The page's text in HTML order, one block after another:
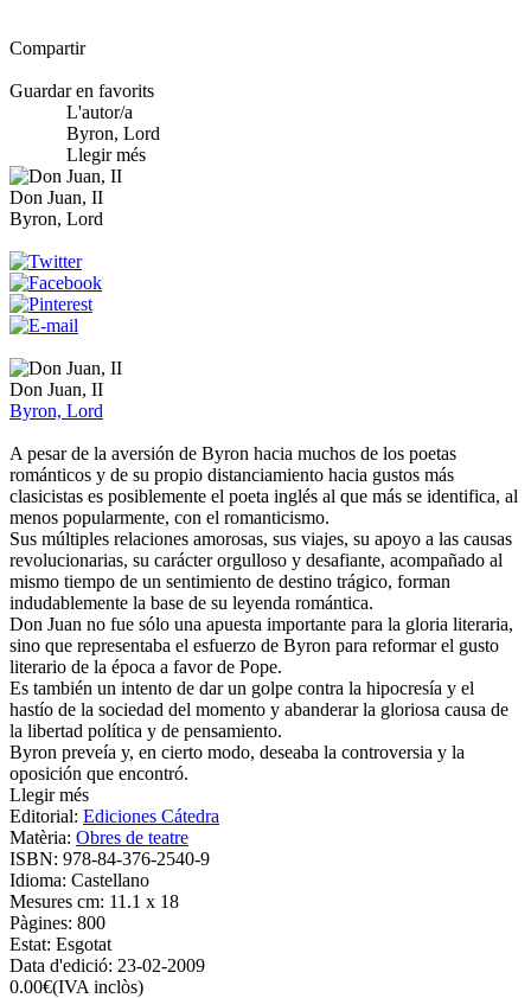
Compartir
Guardar en favorits
L'autor/a
Byron, Lord
Llegir més
Don Juan, II
Byron, Lord
Don Juan, II
Byron, Lord
A pesar de la aversión de Byron hacia muchos de los poetas
románticos y de su propio distanciamiento hacia gustos más
clasicistas es posiblemente el poeta inglés al que más se identifica, al
menos popularmente, con el romanticismo.
Sus múltiples relaciones amorosas, sus viajes, su apoyo a las causas
revolucionarias, su carácter orgulloso y desafiante, acompañado al
mismo tiempo de un sentimiento de destino trágico, forman
indudablemente la base de su leyenda romántica.
Don Juan no fue sólo una apuesta importante para la gloria literaria,
sino que representaba el esfuerzo de Byron para reformar el gusto
literario de la época a favor de Pope.
Es también un intento de dar un golpe contra la hipocresía y el
hastío de la sociedad del momento y abanderar la gloriosa causa de
la libertad política y de pensamiento.
Byron preveía y, en cierto modo, deseaba la controversia y la
oposición que encontró.
Llegir més
Editorial: Ediciones Cátedra
Matèria: Obres de teatre
ISBN: 978-84-376-2540-9
Idioma: Castellano
Mesures cm: 11.1 x 18
Pàgines: 800
Estat: Esgotat
Data d'edició: 23-02-2009
0.00€(IVA inclòs)